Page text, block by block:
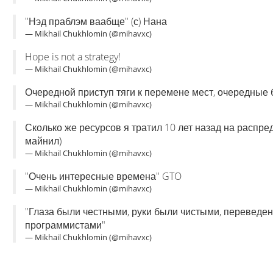
"Нэд праблэм ваабще" (с) Нана
— Mikhail Chukhlomin (@mihavxc)
Hope is not a strategy!
— Mikhail Chukhlomin (@mihavxc)
Очередной приступ тяги к перемене мест, очередные
— Mikhail Chukhlomin (@mihavxc)
Сколько же ресурсов я тратил 10 лет назад на
майнил)
— Mikhail Chukhlomin (@mihavxc)
"Очень интересные времена" GTO
— Mikhail Chukhlomin (@mihavxc)
"Глаза были честными, руки были чистыми,
программистами"
— Mikhail Chukhlomin (@mihavxc)